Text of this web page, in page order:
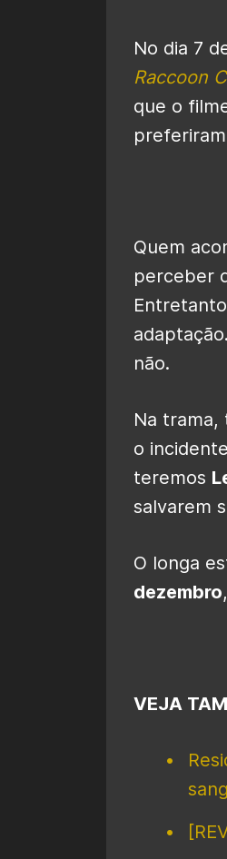
No dia 7
Raccoon
que o
Quem
perceber
não.
Na trama,
o
teremos
salvarem
O longa
dezembro
VEJA